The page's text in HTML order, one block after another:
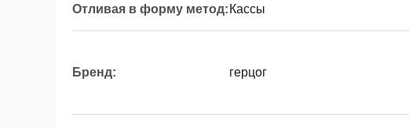
Отливая в форму метод: Кассы
Бренд: герцог